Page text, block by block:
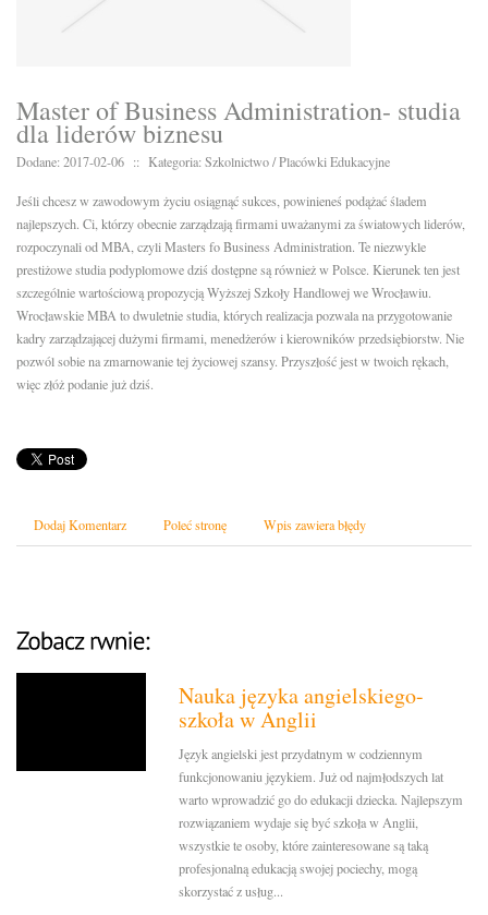
Master of Business Administration- studia
dla liderów biznesu
Dodane: 2017-02-06 :: Kategoria: Szkolnictwo / Placówki Edukacyjne
Jeśli chcesz w zawodowym życiu osiągnąć sukces, powinieneś podążać śladem
najlepszych. Ci, którzy obecnie zarządzają firmami uważanymi za światowych liderów,
rozpoczynali od MBA, czyli Masters fo Business Administration. Te niezwykle
prestiżowe studia podyplomowe dziś dostępne są również w Polsce. Kierunek ten jest
szczególnie wartościową propozycją Wyższej Szkoły Handlowej we Wrocławiu.
Wrocławskie MBA to dwuletnie studia, których realizacja pozwala na przygotowanie
kadry zarządzającej dużymi firmami, menedżerów i kierowników przedsiębiorstw. Nie
pozwól sobie na zmarnowanie tej życiowej szansy. Przyszłość jest w twoich rękach,
więc złóż podanie już dziś.
Dodaj Komentarz Poleć stronę Wpis zawiera błędy
Nauka języka angielskiego-
szkoła w Anglii
Język angielski jest przydatnym w codziennym
funkcjonowaniu językiem. Już od najmłodszych lat
warto wprowadzić go do edukacji dziecka. Najlepszym
rozwiązaniem wydaje się być szkoła w Anglii,
wszystkie te osoby, które zainteresowane są taką
profesjonalną edukacją swojej pociechy, mogą
skorzystać z usług...